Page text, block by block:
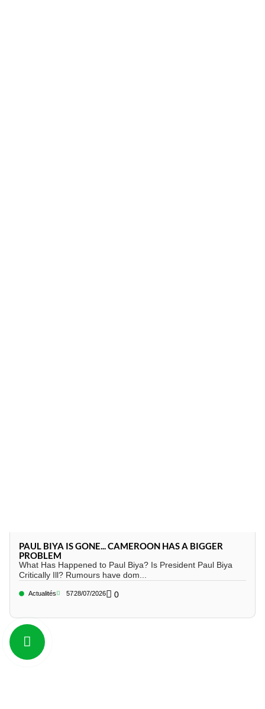
PAUL BIYA IS GONE... CAMEROON HAS A BIGGER
PROBLEM
What Has Happened to Paul Biya? Is President Paul Biya
Critically Ill? Rumours have dom...
Actualités 5728/07/2026 0